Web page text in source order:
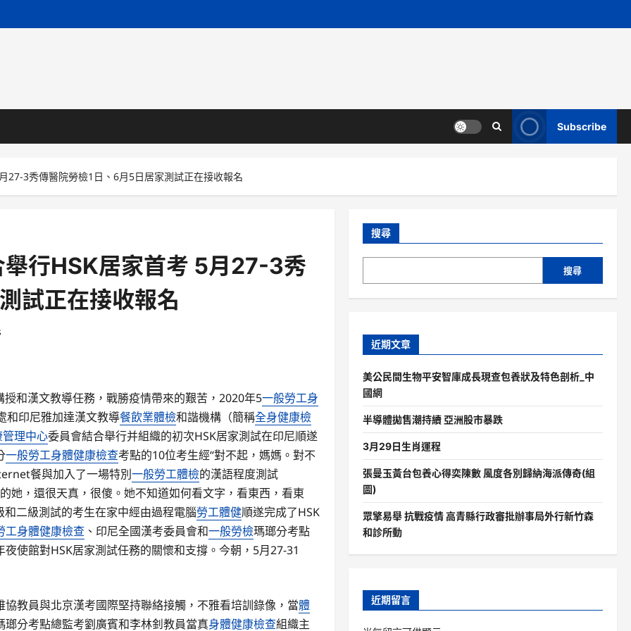
Subscribe
27-3秀傳醫院勞檢1日、6月5日居家測試正在接收報名
行HSK居家首考 5月27-3秀
試正在接收報名
和漢文教導任務，戰勝疫情帶來的艱苦，2020年5一般勞工身
和印尼雅加達漢文教導餐飲業體檢和諧機構（簡稱全身健康檢
理中心委員會結合舉行并組織的初次HSK居家測試在印尼順遂
一般勞工身體健康檢查考點的10位考生經“對不起，媽媽。對不
餐與加入了一場特別一般勞工體檢的漢語程度測試
她，還很天真，很傻。她不知道如何看文字，看東西，看東
二級測試的考生在家中經由過程電腦勞工體健順遂完成了HSK
工身體健康檢查 、印尼全國漢考委員會和一般勞檢瑪瑯分考點
使館對HSK居家測試任務的關懷和支撐。今朝，5月27-31
協教員與北京漢考國際堅持聯絡接觸，不雅看培訓錄像，當體
分考點總監考劉廣賓和李林釗教員當真身體健康檢查組織主
搜尋
搜尋
近期文章
美公民間生物平安智庫成長現查包養狀及特色剖析_中
國網
半導體拋售潮持續 亞洲股市暴跌
3月29日生肖運程
張曼玉黃台包養心得奕陳數 風度各別歸納海派傳奇(組
圖)
眾擎易舉 抗戰疫情 高青縣行政審批辦事局外行新竹森
和診所動
近期留言